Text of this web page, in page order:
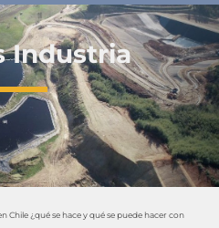
Industria
Chile ¿qué se hace y qué se puede hacer con